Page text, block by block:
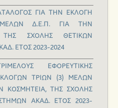
ΓΙΑ ΤΗΝ ΕΚΛΟΓΗ
Δ.Ε.Π. ΓΙΑ ΤΗΝ
ΤΗΣ ΣΧΟΛΗΣ ΘΕΤΙΚΩΝ
ΕΤΟΣ 2023-2024
ΕΦΟΡΕΥΤΙΚΗΣ
ΤΡΙΩΝ (3) ΜΕΛΩΝ
ΚΟΣΜΗΤΕΙΑ, ΤΗΣ ΣΧΟΛΗΣ
ΑΚΑΔ. ΕΤΟΣ 2023-